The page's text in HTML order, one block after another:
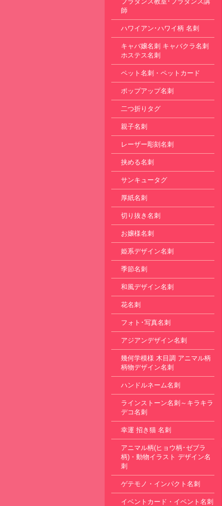
師
ハワイアン･ハワイ柄 名刺
キャバ嬢名刺 キャバクラ名刺
ホステス名刺
ペット名刺・ペットカード
ポップアップ名刺
二つ折りタグ
親子名刺
レーザー彫刻名刺
挟める名刺
サンキュータグ
厚紙名刺
切り抜き名刺
お嬢様名刺
姫系デザイン名刺
季節名刺
和風デザイン名刺
花名刺
フォト･写真名刺
アジアンデザイン名刺
幾何学模様 木目調 アニマル柄
柄物デザイン名刺
ハンドルネーム名刺
ラインストーン名刺～キラキラ
デコ名刺
幸運 招き猫 名刺
アニマル柄(ヒョウ柄･ゼブラ
柄)・動物イラスト デザイン名
刺
ゲテモノ・インパクト名刺
イベントカード・イベント名刺